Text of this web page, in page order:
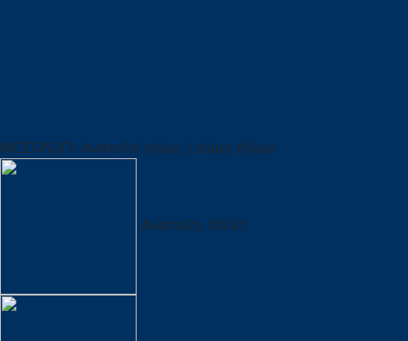
ΜΕΣΟΛΟΓΙ: Ανατολή ηλίου / Δύση ηλίου
Ανατολή: 06:41